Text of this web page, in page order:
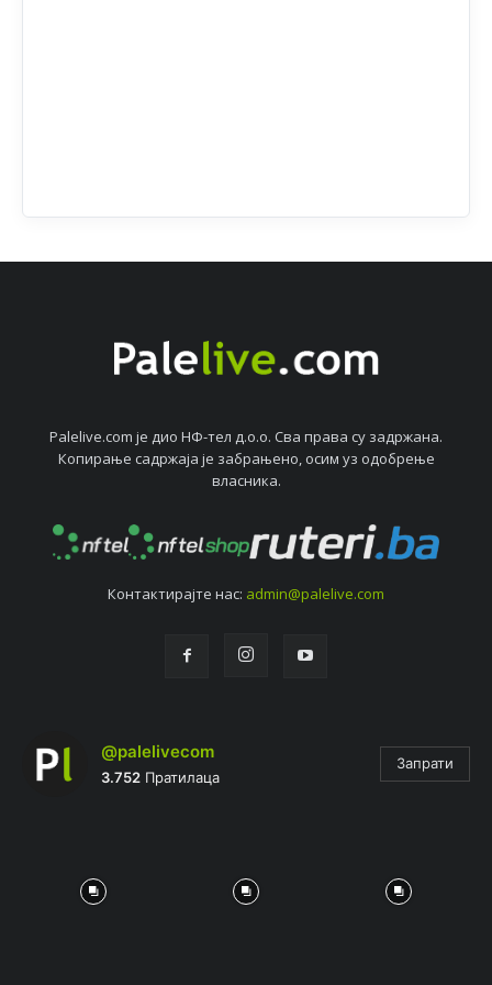
Palelive.com јe дио НФ-тeл д.о.о. Сва права су задржана.
Копирањe садржаја јe забрањeно, осим уз одобрeњe
власника.
Контактирајтe нас: admin@palelive.com
@palelivecom
3.752 Пратилаца
Запрати